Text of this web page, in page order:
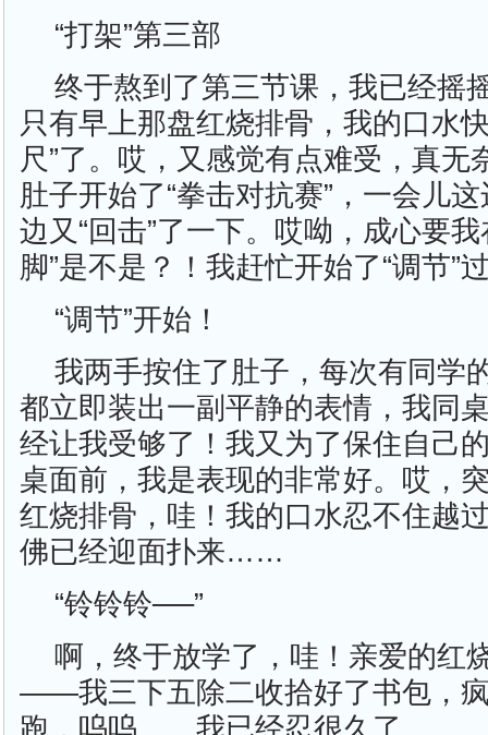
“打架”第三部
终于熬到了第三节课，我已经摇
只有早上那盘红烧排骨，我的口水
尺”了。哎，又感觉有点难受，真无
肚子开始了“拳击对抗赛”，一会儿
边又“回击”了一下。哎呦，成心要
脚”是不是？！我赶忙开始了“调节”
“调节”开始！
我两手按住了肚子，每次有同学
都立即装出一副平静的表情，我同
经让我受够了！我又为了保住自己
桌面前，我是表现的非常好。哎，
红烧排骨，哇！我的口水忍不住越
佛已经迎面扑来……
“铃铃铃──”
啊，终于放学了，哇！亲爱的红
——我三下五除二收拾好了书包，
跑，呜呜……我已经忍很久了……